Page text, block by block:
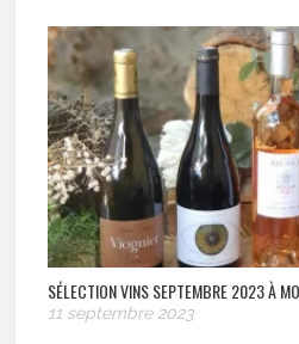
SÉLECTION VINS SEPTEMBRE 2023 À
11 septembre 2023